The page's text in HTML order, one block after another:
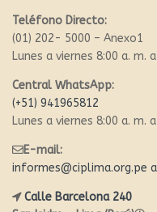
Teléfono Directo:
(01) 202- 5000 – Anexo1
Lunes a viernes 8:00 a. m.
Central WhatsApp:
(+51) 941965812
Lunes a viernes 8:00 a. m.
E-mail:
informes@ciplima.org.pe
Calle Barcelona 240